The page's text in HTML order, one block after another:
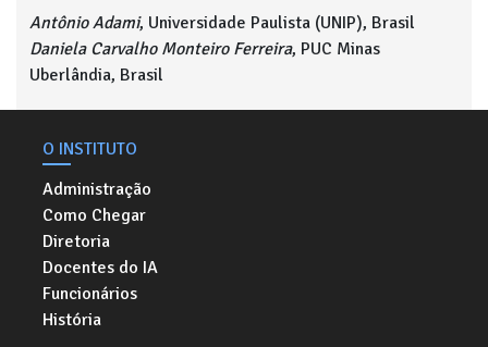
Antônio Adami, Universidade Paulista (UNIP), Brasil
Daniela Carvalho Monteiro Ferreira, PUC Minas
Uberlândia, Brasil
O INSTITUTO
Administração
Como Chegar
Diretoria
Docentes do IA
Funcionários
História